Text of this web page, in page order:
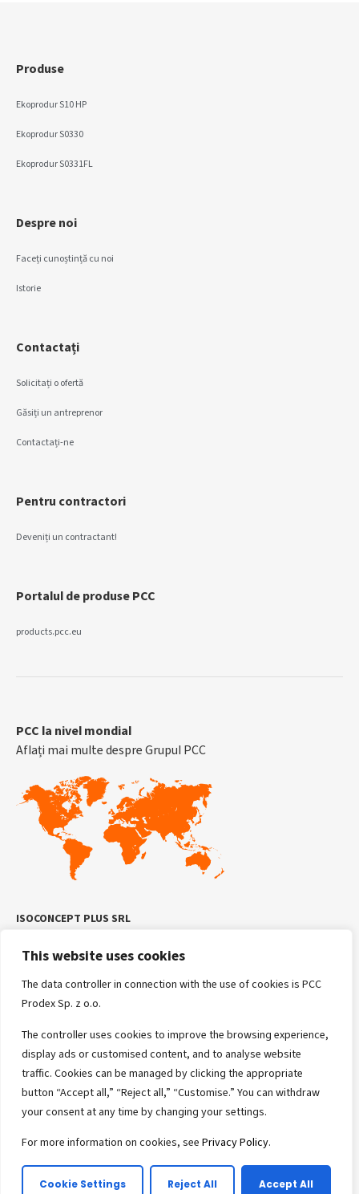
This website uses cookies
The data controller in connection with the use of cookies is PCC
Prodex Sp. z o.o.
The controller uses cookies to improve the browsing experience,
display ads or customised content, and to analyse website
traffic. Cookies can be managed by clicking the appropriate
button “Accept all,” “Reject all,” “Customise.” You can withdraw
your consent at any time by changing your settings.
For more information on cookies, see Privacy Policy.
Cookie Settings Reject All Accept All
Produse
Ekoprodur S10 HP
Ekoprodur S0330
Ekoprodur S0331FL
Despre noi
Faceți cunoștință cu noi
Istorie
Contactați
Solicitați o ofertă
Găsiți un antreprenor
Contactați-ne
Pentru contractori
Deveniți un contractant!
Portalul de produse PCC
products.pcc.eu
PCC la nivel mondial
Aflați mai multe despre Grupul PCC
ISOCONCEPT PLUS SRL
Telefon: +4.0799.881.178
Politica de confidențialitate